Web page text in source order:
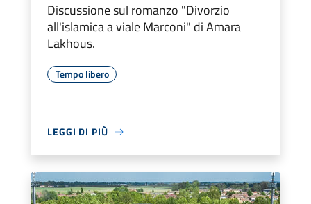
Discussione sul romanzo "Divorzio
all'islamica a viale Marconi" di Amara
Lakhous.
Tempo libero
LEGGI DI PIÙ